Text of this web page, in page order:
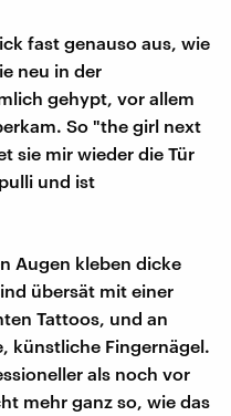
fast genauso aus, wie
neu in der
gehypt, vor allem
So "the girl next
sie mir wieder die Tür
und ist
Augen kleben dicke
übersät mit einer
Tattoos, und an
künstliche Fingernägel.
als noch vor
mehr ganz so, wie das